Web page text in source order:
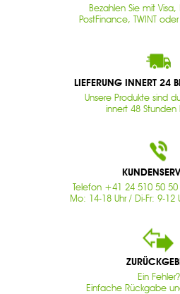
Bezahlen Sie mit
PostFinance, TWINT
LIEFERUNG INNERT 24
Unsere Produkte sind
innert 48 Stunden
Telefon +41 24 510 50 50
Mo: 14-18 Uhr / Di-Fr: 9-12
Ein Fehler?
Einfache Rückgabe